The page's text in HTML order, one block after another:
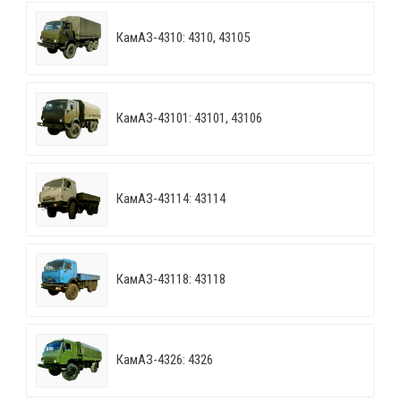
КамАЗ-4310: 4310, 43105
КамАЗ-43101: 43101, 43106
КамАЗ-43114: 43114
КамАЗ-43118: 43118
КамАЗ-4326: 4326